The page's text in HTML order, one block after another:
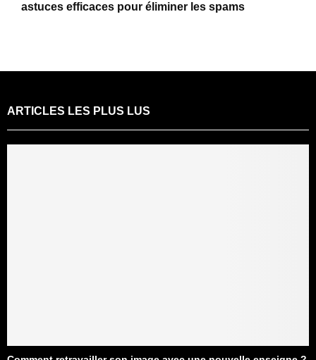
astuces efficaces pour éliminer les spams
ARTICLES LES PLUS LUS